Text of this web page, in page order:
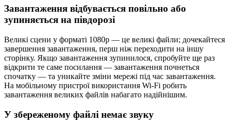
Завантаження відбувається повільно або
зупиняється на півдорозі
Великі сцени у форматі 1080p — це великі файли; дочекайтеся
завершення завантаження, перш ніж переходити на іншу
сторінку. Якщо завантаження зупинилося, спробуйте ще раз
відкрити те саме посилання — завантаження почнеться
спочатку — та уникайте зміни мережі під час завантаження.
На мобільному пристрої використання Wi-Fi робить
завантаження великих файлів набагато надійнішим.
У збереженому файлі немає звуку